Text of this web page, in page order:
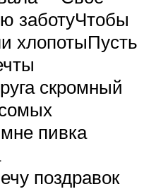
заботуЧтобы
хлопотыПусть
скромный
пивка
поздравок